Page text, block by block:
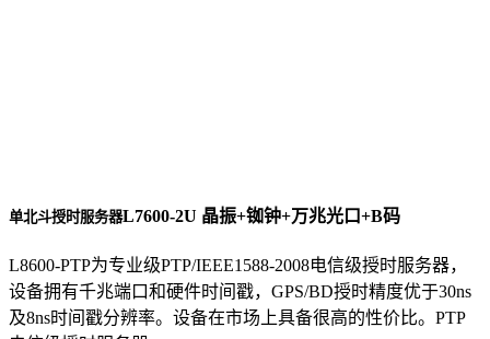
单北斗授时服务器L7600-2U 晶振+铷钟+万兆光口+B码
L8600-PTP为专业级PTP/IEEE1588-2008电信级授时服务器，
设备拥有千兆端口和硬件时间戳，GPS/BD授时精度优于30ns
及8ns时间戳分辨率。设备在市场上具备很高的性价比。PTP